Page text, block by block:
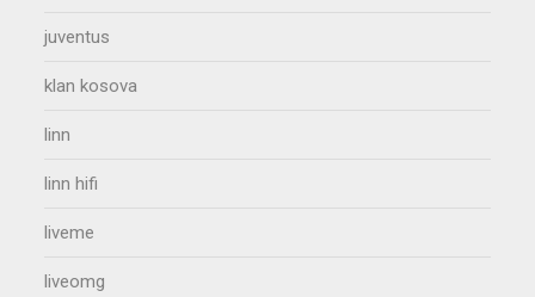
juventus
klan kosova
linn
linn hifi
liveme
liveomg